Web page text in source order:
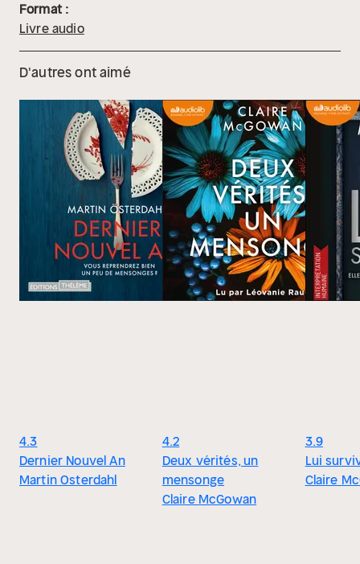
Format :
Livre audio
D'autres ont aimé
4.3
Dernier Nouvel An
Martin Osterdahl
4.2
Deux vérités, un
mensonge
Claire McGowan
3.9
Lui
Claire